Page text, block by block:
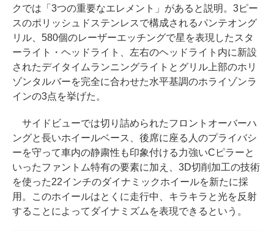
クでは「3つの重要なエレメント」があると説明。3ピー
スのポリッシュドステンレスで構成されるパンテオング
リル、580個のレーザーエッチングで星を表現したスタ
ーライト・ヘッドライト、左右のヘッドライト内に新設
されたデイタイムランニングライトとグリル上部のホリ
ゾンタルバーを完全に合わせた水平基調のホライゾンラ
インの3点を挙げた。
サイドビューでは切り詰められたフロントオーバーハ
ングと長いホイールベース、後席に座る人のプライバシ
ーを守って車内の静粛性も印象付ける力強いCピラーと
いったファントム特有の要素に加え、3D切削加工の技術
を使った22インチのダイナミックホイールを新たに採
用。このホイールはとくに走行中、キラキラと光を反射
することによってダイナミズムを表現できるという。